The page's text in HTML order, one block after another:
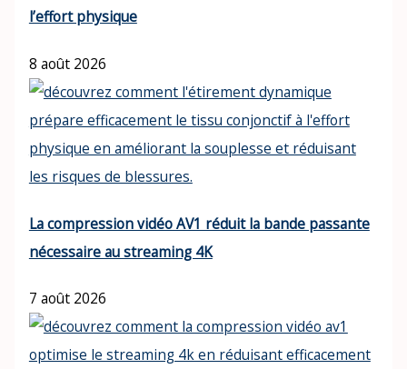
l’effort physique
8 août 2026
La compression vidéo AV1 réduit la bande passante
nécessaire au streaming 4K
7 août 2026